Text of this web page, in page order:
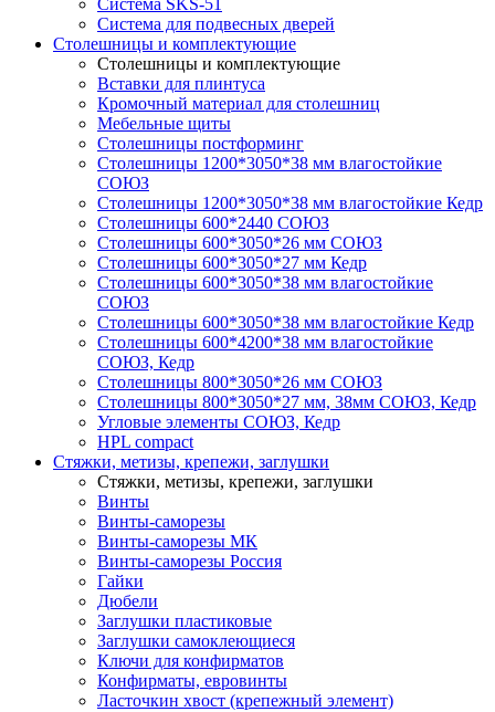
Система SKS-51
Система для подвесных дверей
Столешницы и комплектующие
Столешницы и комплектующие
Вставки для плинтуса
Кромочный материал для столешниц
Мебельные щиты
Столешницы постформинг
Столешницы 1200*3050*38 мм влагостойкие
СОЮЗ
Столешницы 1200*3050*38 мм влагостойкие Кедр
Столешницы 600*2440 СОЮЗ
Столешницы 600*3050*26 мм СОЮЗ
Столешницы 600*3050*27 мм Кедр
Столешницы 600*3050*38 мм влагостойкие
СОЮЗ
Столешницы 600*3050*38 мм влагостойкие Кедр
Столешницы 600*4200*38 мм влагостойкие
СОЮЗ, Кедр
Столешницы 800*3050*26 мм СОЮЗ
Столешницы 800*3050*27 мм, 38мм СОЮЗ, Кедр
Угловые элементы СОЮЗ, Кедр
HPL compact
Стяжки, метизы, крепежи, заглушки
Стяжки, метизы, крепежи, заглушки
Винты
Винты-саморезы
Винты-саморезы МК
Винты-саморезы Россия
Гайки
Дюбели
Заглушки пластиковые
Заглушки самоклеющиеся
Ключи для конфирматов
Конфирматы, евровинты
Ласточкин хвост (крепежный элемент)